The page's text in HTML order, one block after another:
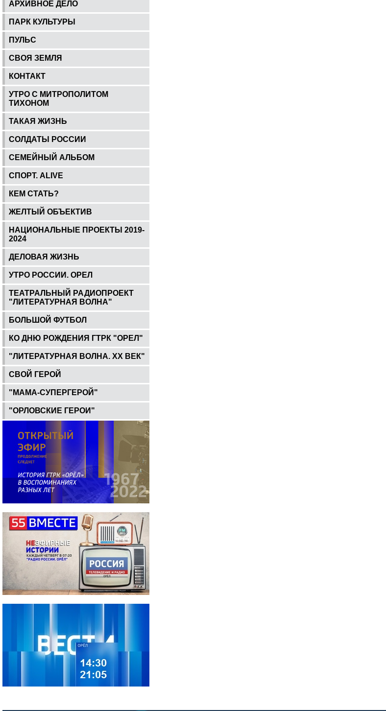
АРХИВНОЕ ДЕЛО
ПАРК КУЛЬТУРЫ
ПУЛЬС
СВОЯ ЗЕМЛЯ
КОНТАКТ
УТРО С МИТРОПОЛИТОМ
ТИХОНОМ
ТАКАЯ ЖИЗНЬ
СОЛДАТЫ РОССИИ
СЕМЕЙНЫЙ АЛЬБОМ
СПОРТ. ALIVE
КЕМ СТАТЬ?
ЖЕЛТЫЙ ОБЪЕКТИВ
НАЦИОНАЛЬНЫЕ ПРОЕКТЫ 2019-
2024
ДЕЛОВАЯ ЖИЗНЬ
УТРО РОССИИ. ОРЕЛ
ТЕАТРАЛЬНЫЙ РАДИОПРОЕКТ
"ЛИТЕРАТУРНАЯ ВОЛНА"
БОЛЬШОЙ ФУТБОЛ
КО ДНЮ РОЖДЕНИЯ ГТРК "ОРЕЛ"
"ЛИТЕРАТУРНАЯ ВОЛНА. ХХ ВЕК"
СВОЙ ГЕРОЙ
"МАМА-СУПЕРГЕРОЙ"
"ОРЛОВСКИЕ ГЕРОИ"